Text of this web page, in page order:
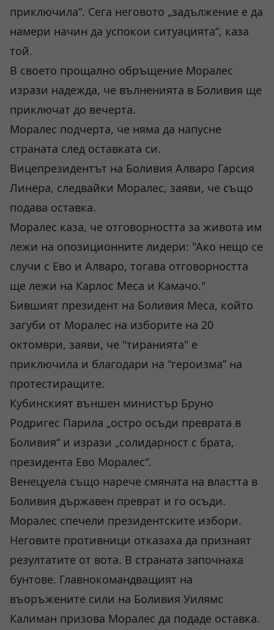
приключила“. Сега неговото „задължение е да
намери начин да успокои ситуацията“, каза
той.
В своето прощално обръщение Моралес
изрази надежда, че вълненията в Боливия ще
приключат до вечерта.
Моралес подчерта, че няма да напусне
страната след оставката си.
Вицепрезидентът на Боливия Алваро Гарсия
Линера, следвайки Моралес, заяви, че също
подава оставка.
Моралес каза, че отговорността за живота им
лежи на опозиционните лидери: "Ако нещо се
случи с Ево и Алваро, тогава отговорността
ще лежи на Карлос Меса и Камачо."
Бившият президент на Боливия Меса, който
загуби от Моралес на изборите на 20
октомври, заяви, че "тиранията" е
приключила и благодари на “героизма” на
протестиращите.
Кубинският външен министър Бруно
Родригес Парила „остро осъди преврата в
Боливия“ и изрази „солидарност с брата,
президента Ево Моралес“.
Венецуела също нарече смяната на властта в
Боливия държавен преврат и го осъди.
Моралес спечели президентските избори.
Неговите противници отказаха да признаят
резултатите от вота. В страната започнаха
бунтове. Главнокомандващият на
въоръжените сили на Боливия Уилямс
Калиман призова Моралес да подаде оставка.